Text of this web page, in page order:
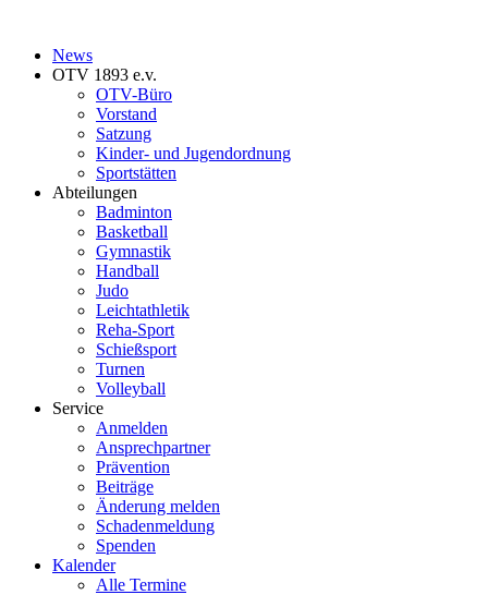
News
OTV 1893 e.v.
OTV-Büro
Vorstand
Satzung
Kinder- und Jugendordnung
Sportstätten
Abteilungen
Badminton
Basketball
Gymnastik
Handball
Judo
Leichtathletik
Reha-Sport
Schießsport
Turnen
Volleyball
Service
Anmelden
Ansprechpartner
Prävention
Beiträge
Änderung melden
Schadenmeldung
Spenden
Kalender
Alle Termine